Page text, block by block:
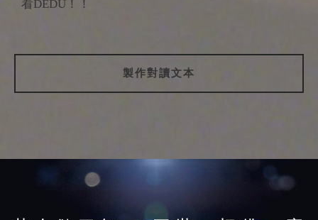
看DEDU！！
製作對讀文本